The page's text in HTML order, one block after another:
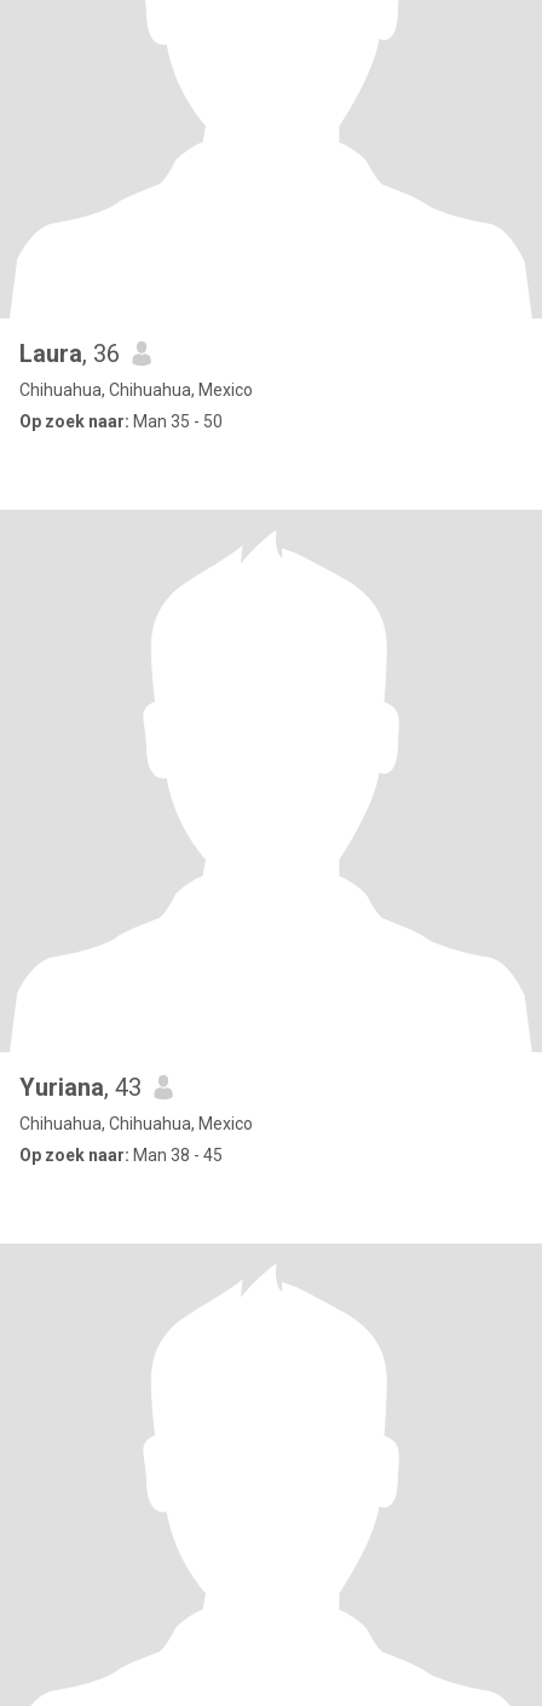
Laura, 36
Chihuahua, Chihuahua, Mexico
Op zoek naar: Man 35 - 50
Yuriana, 43
Chihuahua, Chihuahua, Mexico
Op zoek naar: Man 38 - 45